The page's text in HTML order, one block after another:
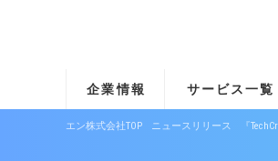
企業情報 サービス一覧
エン株式会社TOP ニュースリリース 『